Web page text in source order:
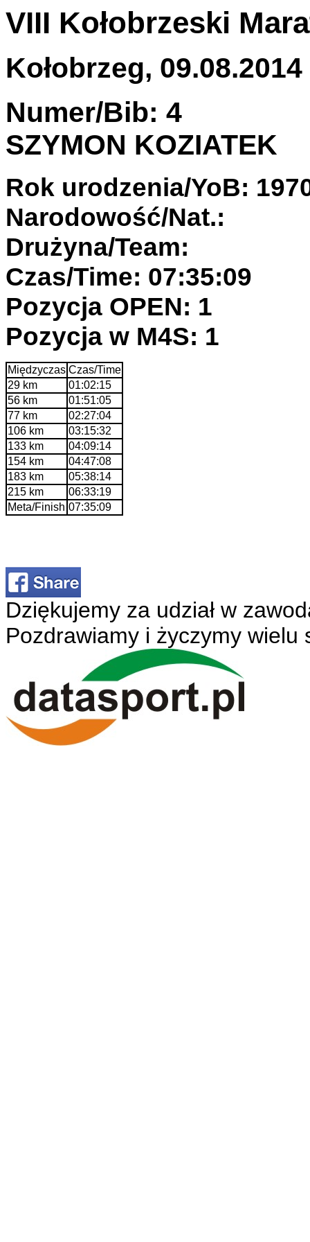
VIII Kołobrzeski
Kołobrzeg, 09.08.2014
Numer/Bib: 4
SZYMON KOZIATEK
Rok urodzenia/YoB:
Narodowość/Nat.:
Drużyna/Team:
Czas/Time: 07:35:09
Pozycja OPEN: 1
Pozycja w M4S: 1
Międzyczas Czas/Time
29 km
01:02:15
56 km
01:51:05
77 km
02:27:04
106 km
03:15:32
133 km
04:09:14
154 km
04:47:08
183 km
05:38:14
215 km
06:33:19
Meta/Finish 07:35:09
Dziękujemy za udział w
Pozdrawiamy i życzymy wielu